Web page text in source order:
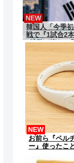
韓国人「今季
戦で『1試合2
6連敗で悔しい
NEW
お前ら『ペル
ー』使ったこ
NEW